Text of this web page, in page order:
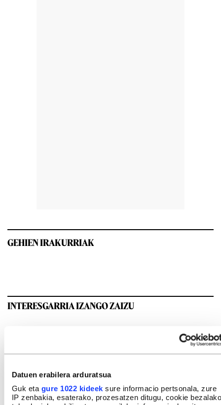
Datuen erabilera arduratsua
Guk eta gure 1022 kideek sure informacio pertsonala, zure
IP zenbakia, esaterako, prozesatzen ditugu, cookie bezalako
GEHIEN IRAKURRIAK
INTERESGARRIA IZANGO ZAIZU